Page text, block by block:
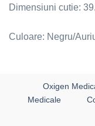
Dimensiuni cutie:
Culoare: Negru/
Oxigen
Medicale